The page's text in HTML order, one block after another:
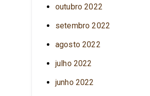
outubro 2022
setembro 2022
agosto 2022
julho 2022
junho 2022